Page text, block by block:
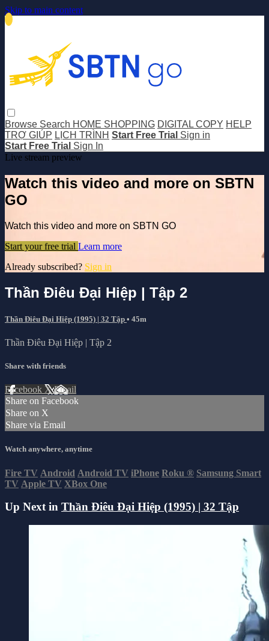
Skip to main content
Browse Search HOME SHOPPING DIGITAL COPY HELP
TRỢ GIÚP LỊCH TRÌNH Start Free Trial Sign in
Start Free Trial Sign In
Live stream preview
Watch this video and more on SBTN
GO
Watch this video and more on SBTN GO
Start your free trial Learn more
Already subscribed? Sign in
Thần Điêu Đại Hiệp | Tập 2
Thần Điêu Đại Hiệp (1995) | 32 Tập • 45m
Thần Điêu Đại Hiệp | Tập 2
Share with friends
Facebook XEmail
Share on Facebook
Share on X
Share via Email
Watch anywhere, anytime
Fire TV Android Android TV iPhone Roku ® Samsung Smart
TV Apple TV XBox One
Up Next in Thần Điêu Đại Hiệp (1995) | 32 Tập